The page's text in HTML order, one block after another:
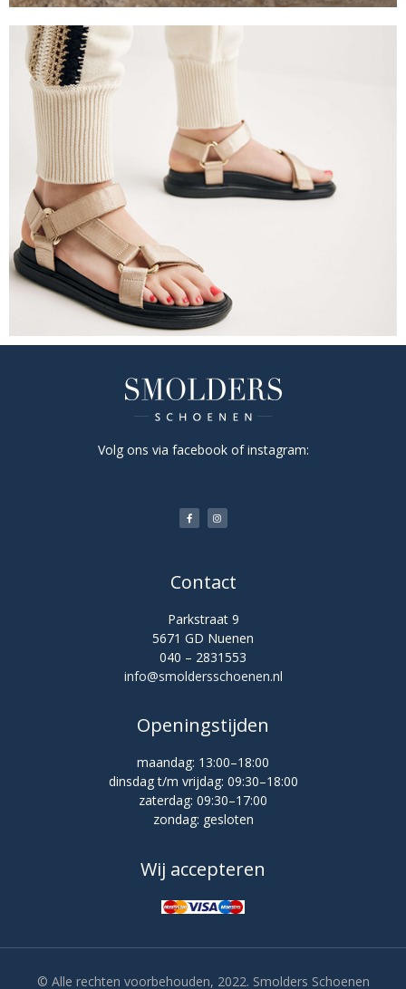
Volg ons via facebook of instagram:
Contact
Parkstraat 9
5671 GD Nuenen
040 – 2831553
info@smoldersschoenen.nl
Openingstijden
maandag: 13:00–18:00
dinsdag t/m vrijdag: 09:30–18:00
zaterdag: 09:30–17:00
zondag: gesloten
Wij accepteren
© Alle rechten voorbehouden, 2022. Smolders Schoenen